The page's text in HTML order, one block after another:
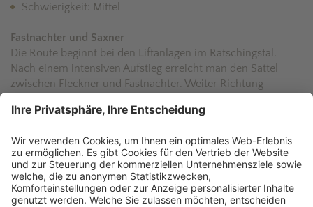
Schwierigkeit: Mittel
Fastnachter und Saxner
Die Route beginnt bei den Liftanlagen im Ratschingstal.
Nach einem intensiven Aufstieg erreicht man den Sattel
zwischen Fleckner und Fastnachter. Weiter Richtung
es über die Fleckneralm.
Schwierigkeit: Mittel
Einachtspitze
Ausgangspunkt ist der Skilift in Entholz. Vorbei an Wäldern